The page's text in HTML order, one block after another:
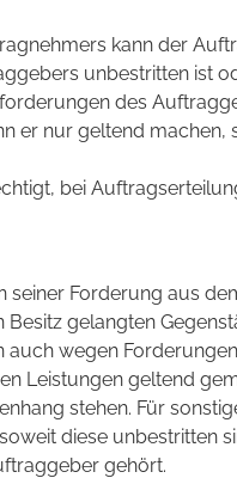
kann der
unbestritten ist
des
er nur geltend
bei
seiner Forderung aus
gelangten
auch wegen
Leistungen geltend
stehen. Für
diese unbestritten
gehört.